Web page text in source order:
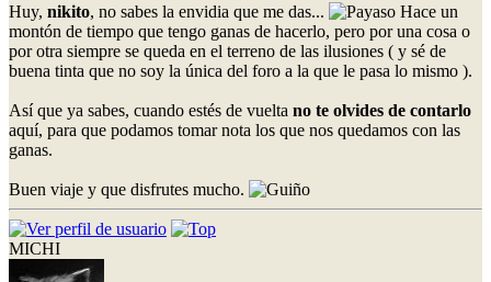
Huy, nikito, no sabes la envidia que me das...
Hace un
montón de tiempo que tengo ganas de hacerlo, pero por una cosa o
por otra siempre se queda en el terreno de las ilusiones ( y sé de
buena tinta que no soy la única del foro a la que le pasa lo mismo ).
Así que ya sabes, cuando estés de vuelta no te olvides de contarlo
aquí, para que podamos tomar nota los que nos quedamos con las
ganas.
Buen viaje y que disfrutes mucho.
MICHI